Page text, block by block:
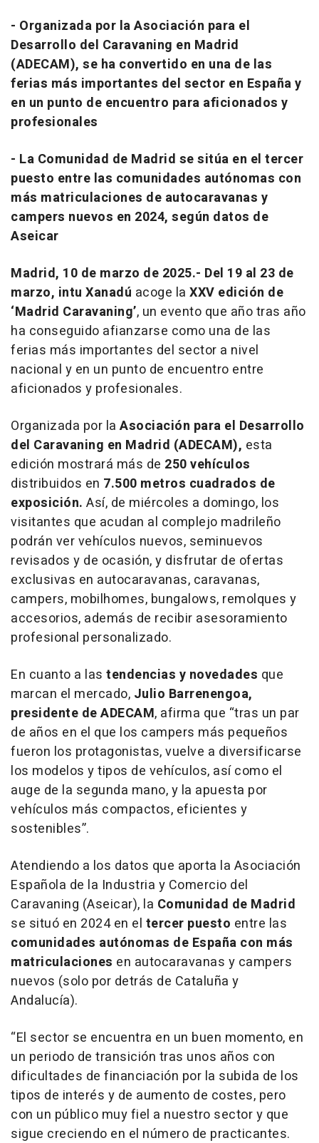
- Organizada por la Asociación para el
Desarrollo del Caravaning en Madrid
(ADECAM), se ha convertido en una de las
ferias más importantes del sector en España y
en un punto de encuentro para aficionados y
profesionales
- La Comunidad de Madrid se sitúa en el tercer
puesto entre las comunidades autónomas con
más matriculaciones de autocaravanas y
campers nuevos en 2024, según datos de
Aseicar
Madrid, 10 de marzo de 2025.- Del 19 al 23 de
marzo, intu Xanadú acoge la XXV edición de
‘Madrid Caravaning’, un evento que año tras año
ha conseguido afianzarse como una de las
ferias más importantes del sector a nivel
nacional y en un punto de encuentro entre
aficionados y profesionales.
Organizada por la Asociación para el Desarrollo
del Caravaning en Madrid (ADECAM), esta
edición mostrará más de 250 vehículos
distribuidos en 7.500 metros cuadrados de
exposición. Así, de miércoles a domingo, los
visitantes que acudan al complejo madrileño
podrán ver vehículos nuevos, seminuevos
revisados y de ocasión, y disfrutar de ofertas
exclusivas en autocaravanas, caravanas,
campers, mobilhomes, bungalows, remolques y
accesorios, además de recibir asesoramiento
profesional personalizado.
En cuanto a las tendencias y novedades que
marcan el mercado, Julio Barrenengoa,
presidente de ADECAM, afirma que “tras un par
de años en el que los campers más pequeños
fueron los protagonistas, vuelve a diversificarse
los modelos y tipos de vehículos, así como el
auge de la segunda mano, y la apuesta por
vehículos más compactos, eficientes y
sostenibles”.
Atendiendo a los datos que aporta la Asociación
Española de la Industria y Comercio del
Caravaning (Aseicar), la Comunidad de Madrid
se situó en 2024 en el tercer puesto entre las
comunidades autónomas de España con más
matriculaciones en autocaravanas y campers
nuevos (solo por detrás de Cataluña y
Andalucía).
“El sector se encuentra en un buen momento, en
un periodo de transición tras unos años con
dificultades de financiación por la subida de los
tipos de interés y de aumento de costes, pero
con un público muy fiel a nuestro sector y que
sigue creciendo en el número de practicantes.